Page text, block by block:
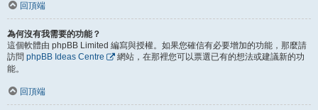
回頂端
為何沒有我需要的功能？
這個軟體由 phpBB Limited 編寫與授權。如果您確信有必要增加的功能，那麼請
訪問 phpBB Ideas Centre
網站，在那裡您可以票選已有的想法或建議新的功
能。
回頂端